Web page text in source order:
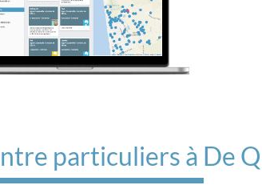
particuliers à De